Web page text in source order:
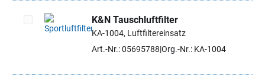
Artikel auswählen
K&N Tauschluftfilter
KA-1004, Luftfiltereinsatz
Art.-Nr.: 05695788 Org.-Nr.: KA-1004